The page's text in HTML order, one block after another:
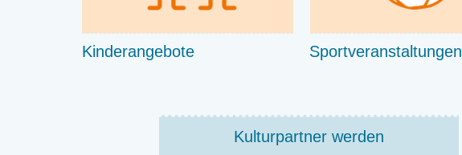
Kinderangebote Sportveranstaltungen
Kulturpartner werden